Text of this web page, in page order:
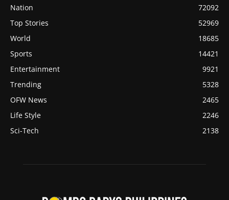
Nation
72092
Top Stories
52969
World
18685
Sports
14421
Entertainment
9921
Trending
5328
OFW News
2465
Life Style
2246
Sci-Tech
2138